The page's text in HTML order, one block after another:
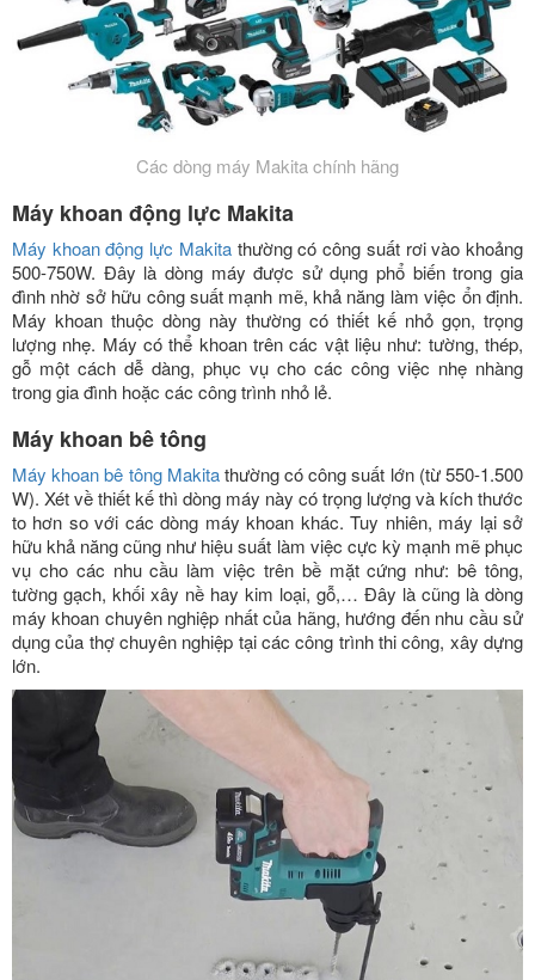
Các dòng máy Makita chính hãng
Máy khoan động lực Makita
Máy khoan động lực Makitathường có công suất rơi vào khoảng
500-750W. Đây là dòng máy được sử dụng phổ biến trong gia
đình nhờ sở hữu công suất mạnh mẽ, khả năng làm việc ổn định.
Máy khoan thuộc dòng này thường có thiết kế nhỏ gọn, trọng
lượng nhẹ. Máy có thể khoan trên các vật liệu như: tường, thép,
gỗ một cách dễ dàng, phục vụ cho các công việc nhẹ nhàng
trong gia đình hoặc các công trình nhỏ lẻ.
Máy khoan bê tông
Máy khoan bê tông Makitathường có công suất lớn (từ 550-1.500
W). Xét về thiết kế thì dòng máy này có trọng lượng và kích thước
to hơn so với các dòng máy khoan khác. Tuy nhiên, máy lại sở
hữu khả năng cũng như hiệu suất làm việc cực kỳ mạnh mẽ phục
vụ cho các nhu cầu làm việc trên bề mặt cứng như: bê tông,
tường gạch, khối xây nề hay kim loại, gỗ,… Đây là cũng là dòng
máy khoan chuyên nghiệp nhất của hãng, hướng đến nhu cầu sử
dụng của thợ chuyên nghiệp tại các công trình thi công, xây dựng
lớn.